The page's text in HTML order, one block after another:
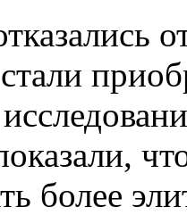
более